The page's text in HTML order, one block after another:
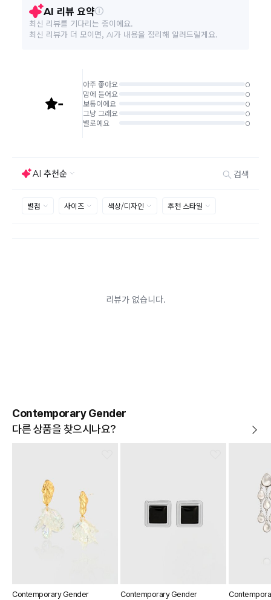
본 상품 정보의 내용은 공정거래위원회 '상품정보제공고시'에 따라 판매자가 직접 등록한
것으로 해당 정보에 대한 책임은 판매자에게 있습니다.주문완료 후 재고 부족 등으로 인해 주문 취소 처리가 될
수도 있는 점 양해 부탁드립니다.
주문상태가 상품준비중인 경우 취소신청이 불가능합니
반품/교환은 미사용 제품에 한해 배송완료 후 7일 이내입
니다.
임의반품은 불가하오니 반드시 고객센터나 ＂마이바바
> 주문취소/교환/반품 신청"을 통해서 신청접수를 하시
기 바랍니다.
보증서, 상품 부자재가 제거 혹은 분실된 경우
기타 전자상거래 등에서의 소비자보호에 관한 법률이 정
Contemporary Gender
다른 상품을 찾으시나요?
Contemporary Gender Contemporary Gender